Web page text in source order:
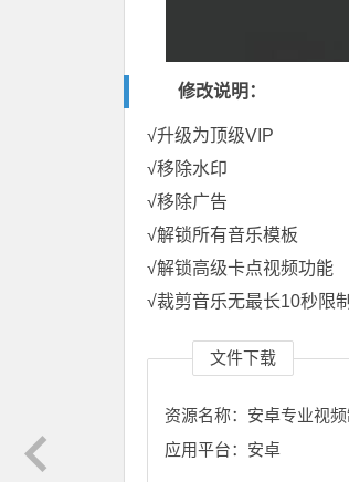
修改说明：
√升级为顶级VIP
√移除水印
√移除广告
√解锁所有音乐模板
√解锁高级卡点视频功能
√裁剪音乐无最长10秒限制
文件下载
资源名称：安卓专业视
应用平台：安卓